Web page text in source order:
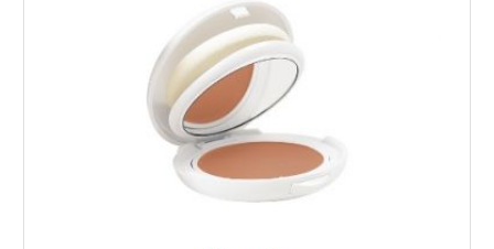
Scopri le offerte di Oggi